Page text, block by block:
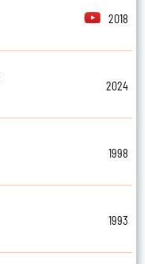
2018
2024
1998
1993